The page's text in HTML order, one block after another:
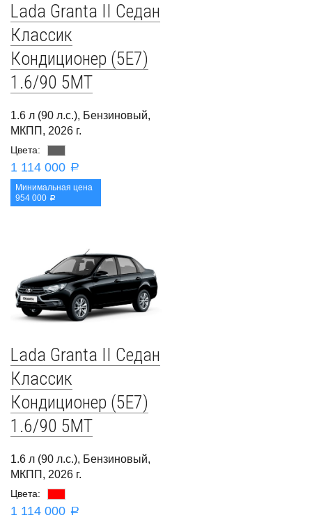
Lada Granta II Седан
Классик
Кондиционер (5E7)
1.6/90 5MT
1.6 л (90 л.с.), Бензиновый,
МКПП, 2026 г.
Цвета:
1 114 000 a
Минимальная цена
954 000
a
Lada Granta II Седан
Классик
Кондиционер (5E7)
1.6/90 5MT
1.6 л (90 л.с.), Бензиновый,
МКПП, 2026 г.
Цвета:
1 114 000 a